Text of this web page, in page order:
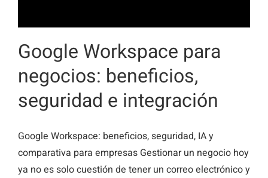
Google Workspace para
negocios: beneficios,
seguridad e integración
Google Workspace: beneficios, seguridad, IA y
comparativa para empresas Gestionar un negocio hoy
ya no es solo cuestión de tener un correo electrónico y